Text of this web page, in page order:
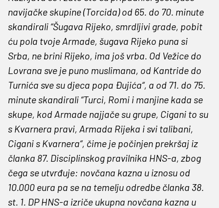
navijačke skupine (Torcida) od 65. do 70. minute
skandirali “Šugava Rijeko, smrdljivi grade, pobit
ću pola tvoje Armade, šugava Rijeko puna si
Srba, ne brini Rijeko, ima još vrba. Od Vežice do
Lovrana sve je puno muslimana, od Kantride do
Turnića sve su djeca popa Đujića“, a od 71. do 75.
minute skandirali “Turci, Romi i manjine kada se
skupe, kod Armade najjače su grupe, Cigani to su
s Kvarnera pravi, Armada Rijeka i svi talibani,
Cigani s Kvarnera“, čime je počinjen prekršaj iz
članka 87. Disciplinskog pravilnika HNS-a, zbog
čega se utvrđuje: novčana kazna u iznosu od
10.000 eura pa se na temelju odredbe članka 38.
st. 1. DP HNS-a izriče ukupna novčana kazna u